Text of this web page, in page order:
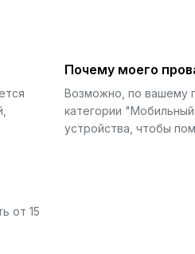
Почему моего
Возможно, по вашему
категории
устройства, чтобы
от 15